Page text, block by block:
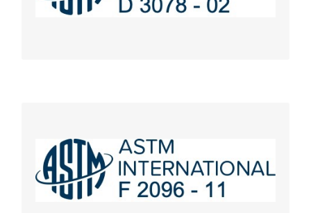
https://youtu.be/UOsuekFAdOs
Méthode d’essai standard pour détecter les fuites
importantes dans les emballages par pressurisation
interne (Test de bulles)
https://youtu.be/CCmYyBf9FhI